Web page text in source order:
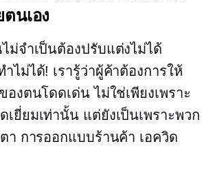
นเอง
ม่จำเป็นต้องปรับแต่งไม่ได้
ไม่ได้! เรารู้ว่าผู้ค้าต้องการให้
งตนโดดเด่น ไม่ใช่เพียงเพราะ
ยี่ยมเท่านั้น แต่ยังเป็นเพราะพวก
า การออกแบบร้านค้า เอควิด